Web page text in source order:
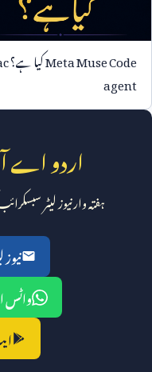
Meta Muse Codeکیا ہے؟
agent
اردو اے
ہفتہ وار نیوز لیٹر
واٹس